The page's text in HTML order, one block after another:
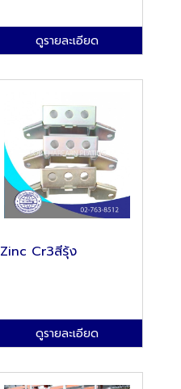
ดูรายละเอียด
Zinc Cr3สีรุ้ง
ดูรายละเอียด